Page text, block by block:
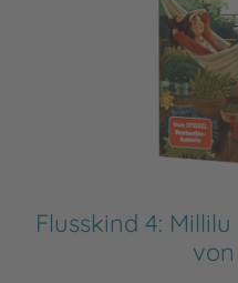
Flusskind 4: